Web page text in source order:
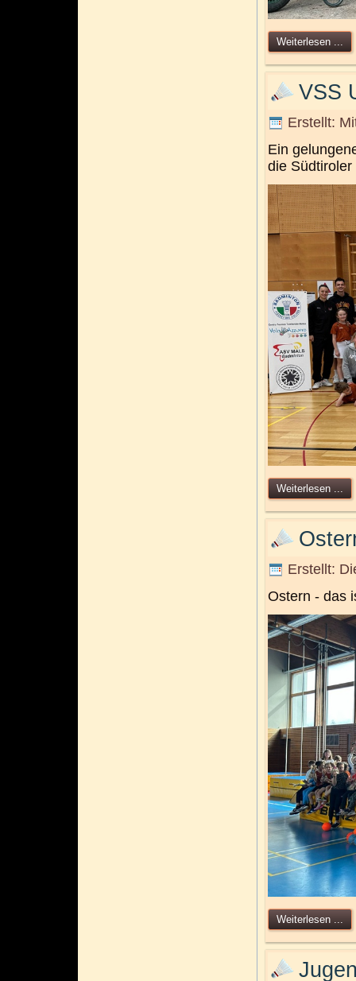
Weiterlesen ...
VSS
Erstellt:
Ein
die Südtiroler
Weiterlesen ...
Erstellt:
Ostern - das
Weiterlesen ...